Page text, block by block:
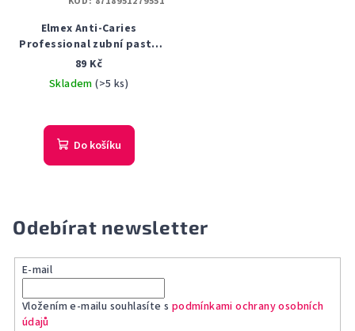
Elmex Anti-Caries
Professional zubní pasta
chránící před zubním
kazem 75 ml
89 Kč
Skladem(>5 ks)
Do košíku
Odebírat newsletter
E-mail
Vložením e-mailu souhlasíte s podmínkami ochrany osobních
údajů